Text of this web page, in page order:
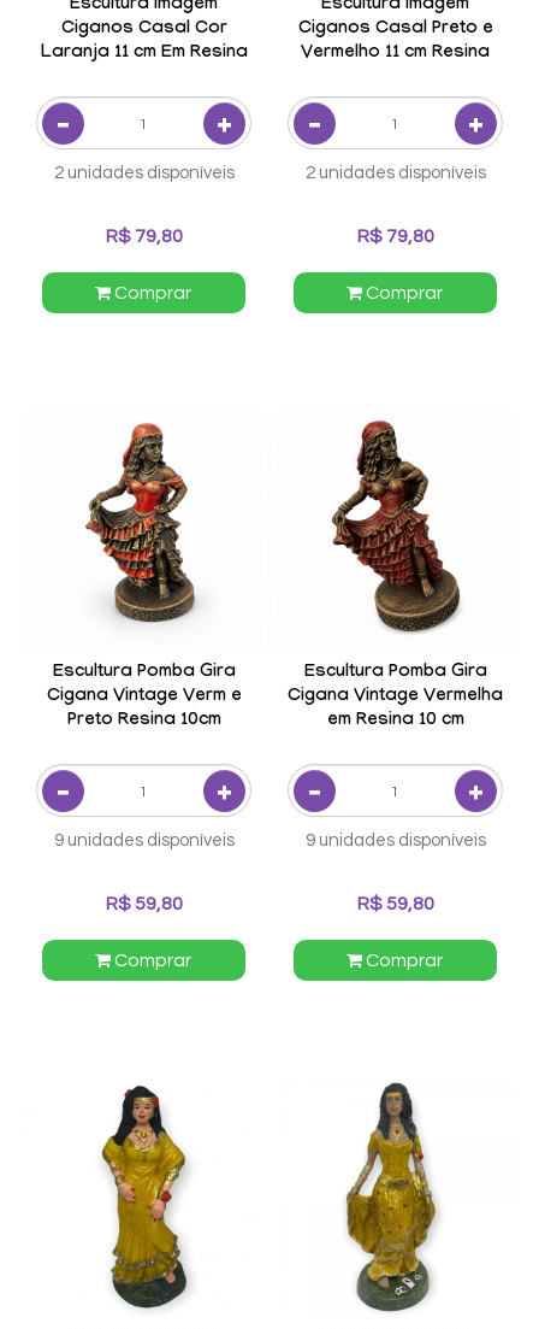
Escultura Imagem
Ciganos Casal Cor
Laranja 11 cm Em Resina
2 unidades disponíveis
R$ 79,80
Comprar
Escultura Imagem
Ciganos Casal Preto e
Vermelho 11 cm Resina
2 unidades disponíveis
R$ 79,80
Comprar
Escultura Pomba Gira
Cigana Vintage Verm e
Preto Resina 10cm
9 unidades disponíveis
R$ 59,80
Comprar
Escultura Pomba Gira
Cigana Vintage Vermelha
em Resina 10 cm
9 unidades disponíveis
R$ 59,80
Comprar